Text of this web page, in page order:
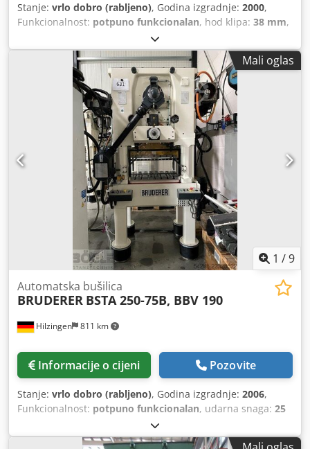
Stanje: vrlo dobro (rabljeno), Godina izgradnje: 2000,
Funkcionalnost: potpuno funkcionalan, hod klipa: 38 mm,
, udarna snaga:
Mali oglas
1 /9
Hilzingen 811 km
Automatska bušilica
BRUDERER BSTA 250-75B, BBV 190
Informacije o cijeni Pozovite
Stanje: vrlo dobro (rabljeno), Godina izgradnje: 2006,
Funkcionalnost: potpuno funkcionalan, udarna snaga: 25